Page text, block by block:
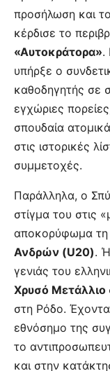
προσήλωση και
κέρδισε το
«Αυτοκράτορα».
υπήρξε ο
καθοδηγητής σε
εγχώριες
σπουδαία
στις ιστορικές
συμμετοχές.
Παράλληλα, ο
στίγμα του στις
αποκορύφωμα τη
Ανδρών (U20).
γενιάς του
Χρυσό
στη Ρόδο.
εθνόσημο της
το
και στην